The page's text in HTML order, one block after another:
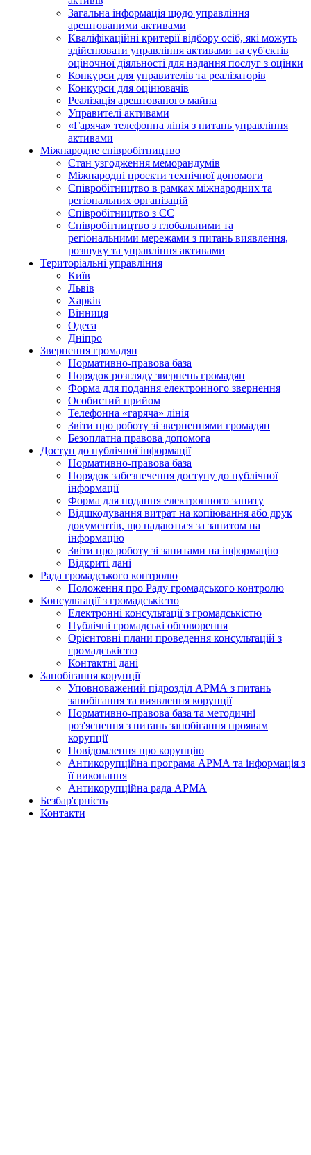
Загальна інформація щодо управління
арештованими активами
Кваліфікаційні критерії відбору осіб, які можуть
здiйснювати управління активами та суб'єктів
оціночної діяльності для надання послуг з оцінки
Конкурси для управителів та реалізаторів
Конкурси для оцінювачів
Реалізація арештованого майна
Управителі активами
«Гаряча» телефонна лінія з питань управління
активами
Міжнародне співробітництво
Стан узгодження меморандумів
Міжнародні проекти технічної допомоги
Співробітництво в рамках міжнародних та
регіональних організацій
Співробітництво з ЄС
Співробітництво з глобальними та
регіональними мережами з питань виявлення,
розшуку та управління активами
Територіальні управління
Київ
Львів
Харків
Вінниця
Одеса
Дніпро
Звернення громадян
Нормативно-правова база
Порядок розгляду звернень громадян
Форма для подання електронного звернення
Особистий прийом
Телефонна «гаряча» лінія
Звіти про роботу зі зверненнями громадян
Безоплатна правова допомога
Доступ до публічної інформації
Нормативно-правова база
Порядок забезпечення доступу до публічної
інформації
Форма для подання електронного запиту
Відшкодування витрат на копіювання або друк
документів, що надаються за запитом на
інформацію
Звіти про роботу зі запитами на інформацію
Відкриті дані
Рада громадського контролю
Положення про Раду громадського контролю
Консультації з громадськістю
Електронні консультації з громадськістю
Публічні громадські обговорення
Орієнтовні плани проведення консультацій з
громадськістю
Контактні дані
Запобігання корупції
Уповноважений підрозділ АРМА з питань
запобігання та виявлення корупції
Нормативно-правова база та методичні
роз'яснення з питань запобігання проявам
корупції
Повідомлення про корупцію
Антикорупційна програма АРМА та інформація з
її виконання
Антикорупційна рада АРМА
Безбар'єрність
Контакти